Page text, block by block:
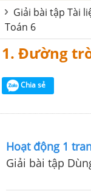
Giải bài tập Tài
Toán 6
1. Đường
Chia sẻ
Hoạt động 1
Giải bài tập